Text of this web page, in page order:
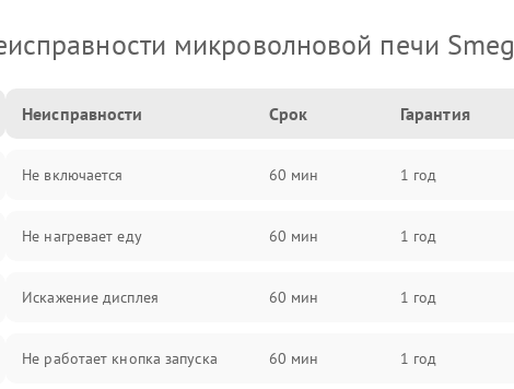
микроволновой печи Smeg
Неисправности Срок Гарантия
Не включается 60 мин 1 год
Не нагревает еду 60 мин 1 год
Искажение дисплея 60 мин 1 год
Не работает кнопка запуска 60 мин 1 год